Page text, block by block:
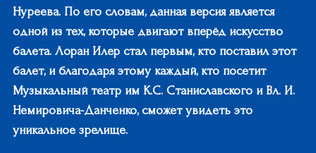
Нуреева. По его словам, данная версия является
одной из тех, которые двигают вперёд искусство
балета. Лоран Илер стал первым, кто поставил этот
балет, и благодаря этому каждый, кто посетит
Музыкальный театр им К.С. Станиславского и Вл. И.
Немировича-Данченко, сможет увидеть это
уникальное зрелище.